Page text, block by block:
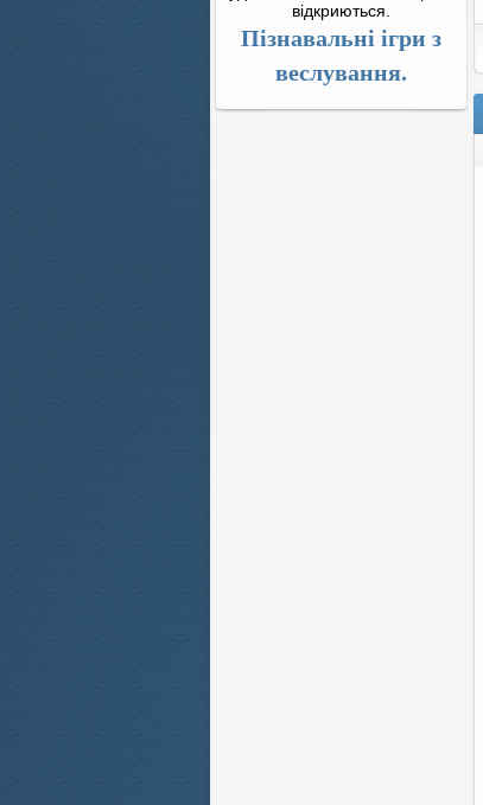
відкриються.
Пізнавальні ігри з
веслування.